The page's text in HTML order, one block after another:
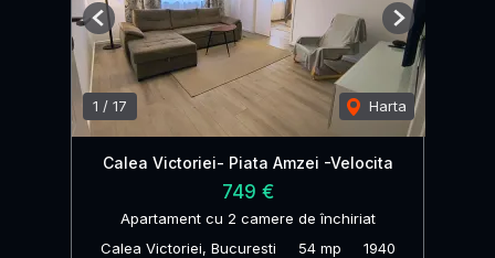
1 / 17 Harta
Previous Next
Calea Victoriei- Piata Amzei -Velocita
749 €
Apartament cu 2 camere de închiriat
Calea Victoriei, Bucuresti
54 mp 1940